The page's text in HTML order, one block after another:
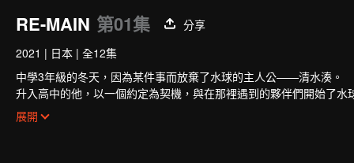
RE-MAIN 第01集
分享
2021 | 日本 | 全12集
中學3年級的冬天，因為某件事而放棄了水球的主人公——清水湊。
升入高中的他，以一個約定為契機，與在那裡遇到的夥伴們開始了水
但是，在弱小的水球部裡，各種各樣的困難在等待著他們……
展開